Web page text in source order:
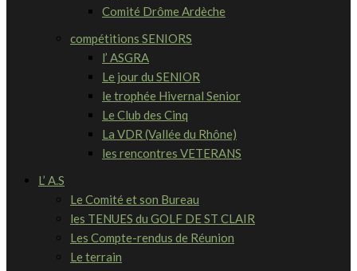
Comité Drôme Ardèche
compétitions SENIORS
l’ ASGRA
Le jour du SENIOR
le trophée Hivernal Senior
Le Club des Cinq
La VDR (Vallée du Rhône)
les rencontres VETERANS
L’ A.S
Le Comité et son Bureau
les TENUES du GOLF DE ST CLAIR
Les Compte-rendus de Réunion
Le terrain